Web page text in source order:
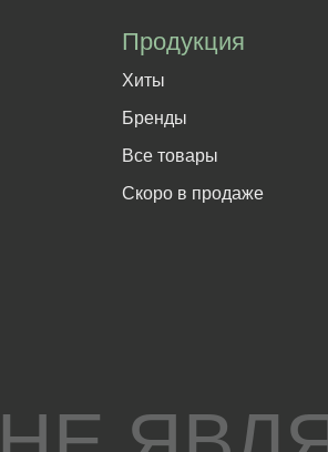
Продукция
Хиты
Бренды
Все товары
Скоро в продаже